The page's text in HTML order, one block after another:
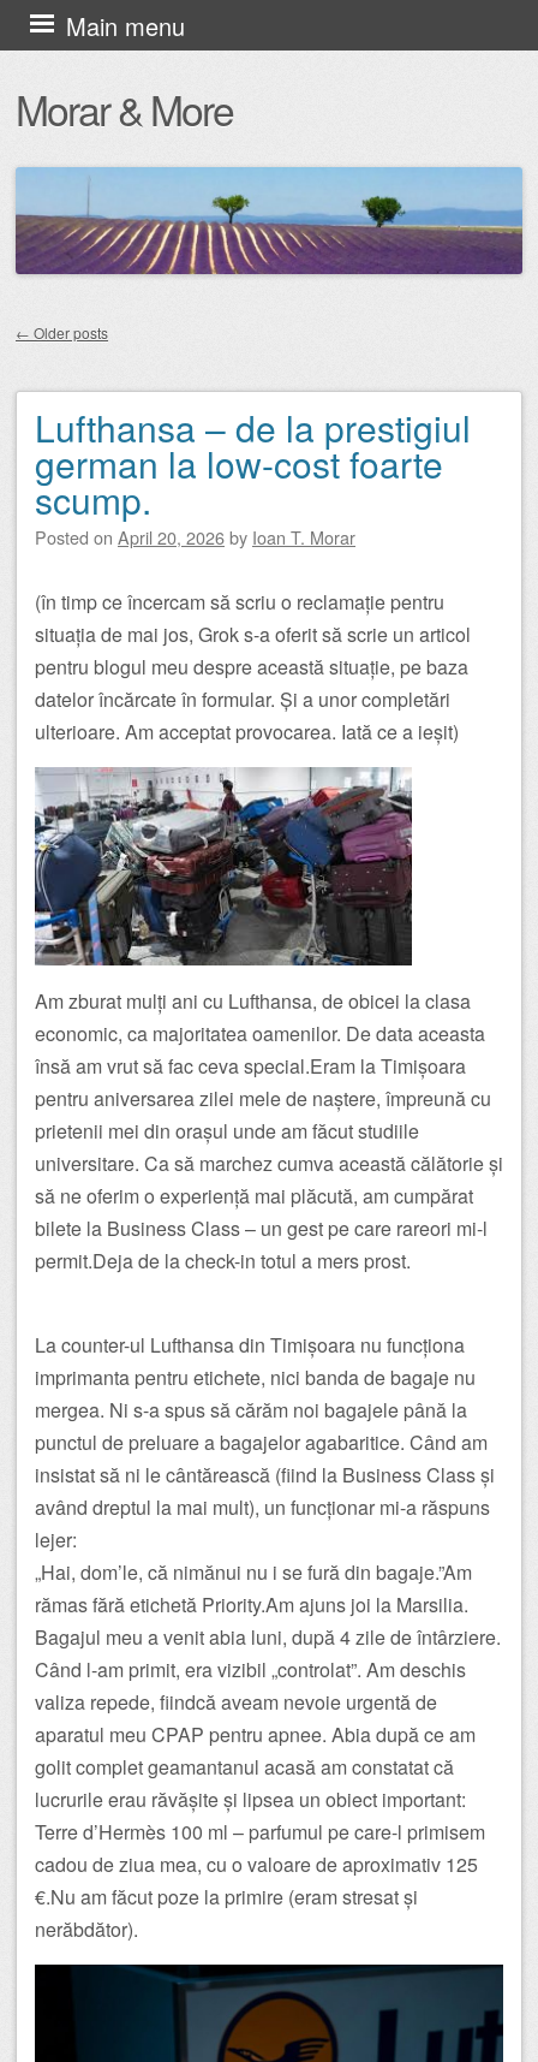
Morar & More
Main menu
Skip
to
content
← Older posts
Lufthansa – de la prestigiul
german la low-cost foarte
scump.
Posted on April 20, 2026by Ioan T. Morar
(în timp ce încercam să scriu o reclamație pentru
situația de mai jos, Grok s-a oferit să scrie un articol
pentru blogul meu despre această situație, pe baza
datelor încărcate în formular. Și a unor completări
ulterioare. Am acceptat provocarea. Iată ce a ieșit)
Am zburat mulți ani cu Lufthansa, de obicei la clasa
economic, ca majoritatea oamenilor. De data aceasta
însă am vrut să fac ceva special.Eram la Timișoara
pentru aniversarea zilei mele de naștere, împreună cu
prietenii mei din orașul unde am făcut studiile
universitare. Ca să marchez cumva această călătorie și
să ne oferim o experiență mai plăcută, am cumpărat
bilete la Business Class – un gest pe care rareori mi-l
permit.Deja de la check-in totul a mers prost.
La counter-ul Lufthansa din Timișoara nu funcționa
imprimanta pentru etichete, nici banda de bagaje nu
mergea. Ni s-a spus să cărăm noi bagajele până la
punctul de preluare a bagajelor agabaritice. Când am
insistat să ni le cântărească (fiind la Business Class și
având dreptul la mai mult), un funcționar mi-a răspuns
lejer:
„Hai, dom’le, că nimănui nu i se fură din bagaje.”Am
rămas fără etichetă Priority.Am ajuns joi la Marsilia.
Bagajul meu a venit abia luni, după 4 zile de întârziere.
Când l-am primit, era vizibil „controlat”. Am deschis
valiza repede, fiindcă aveam nevoie urgentă de
aparatul meu CPAP pentru apnee. Abia după ce am
golit complet geamantanul acasă am constatat că
lucrurile erau răvășite și lipsea un obiect important:
Terre d’Hermès 100 ml – parfumul pe care-l primisem
cadou de ziua mea, cu o valoare de aproximativ 125
€.Nu am făcut poze la primire (eram stresat și
nerăbdător).